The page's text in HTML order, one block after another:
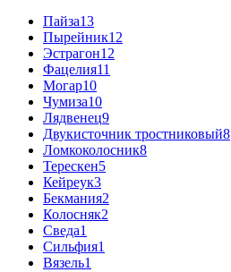
Пайза13
Пырейник12
Эстрагон12
Фацелия11
Могар10
Чумиза10
Лядвенец9
Двукисточник тростниковый8
Ломкоколосник8
Терескен5
Кейреук3
Бекмания2
Колосняк2
Сведа1
Сильфия1
Вязель1